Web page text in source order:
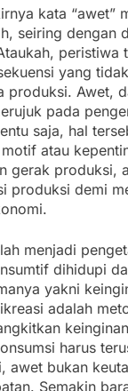
kata “awet”
seiring dengan
peristiwa
yang
produksi. Awet,
pada
saja, hal
atau
gerak produksi,
produksi demi
menjadi
dihidupi
yakni
adalah
harus
awet bukan
Semakin